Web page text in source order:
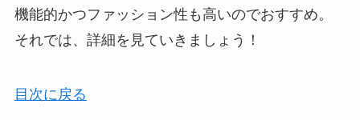
機能的かつファッション性も高いのでおすすめ。
それでは、詳細を見ていきましょう！
目次に戻る